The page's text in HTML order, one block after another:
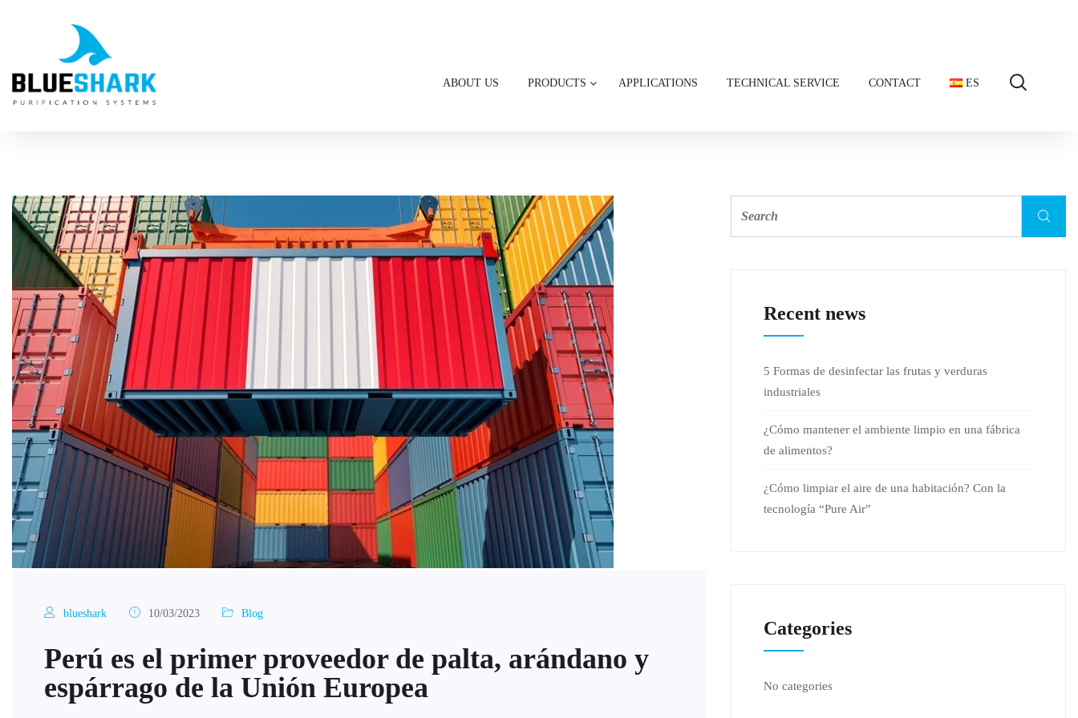
ABOUT US PRODUCTS APPLICATIONS TECHNICAL SERVICE CONTACT ES
blueshark 10/03/2023 Blog
Perú es el primer proveedor de palta, arándano y
espárrago de la Unión Europea
Recent news
5 Formas de desinfectar las frutas y verduras
industriales
¿Cómo mantener el ambiente limpio en una fábrica
de alimentos?
¿Cómo limpiar el aire de una habitación? Con la
tecnología “Pure Air”
Categories
No categories